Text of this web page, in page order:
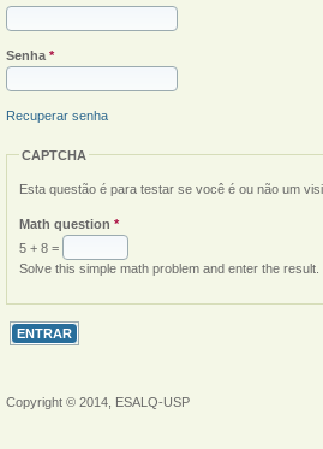
Senha *
Recuperar senha
CAPTCHA
Esta questão é para testar se você é ou não um
Math question *
5 + 8 =
Solve this simple math problem and enter the result.
Copyright © 2014, ESALQ-USP